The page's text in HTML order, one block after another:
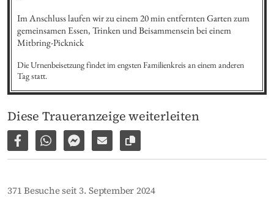
Im Anschluss laufen wir zu einem 20 min entfernten Garten zum
gemeinsamen Essen, Trinken und Beisammensein bei einem
Mitbring-Picknick
Die Urnenbeisetzung findet im engsten Familienkreis an einem anderen
Tag statt.
Diese Traueranzeige weiterleiten
Auf Facebook teilen
Per WhatsApp weiterleiten
Per Facebook Messenger weiterleiten
Per E-Mail versenden
Link zur Seite kopieren
371 Besuche seit 3. September 2024